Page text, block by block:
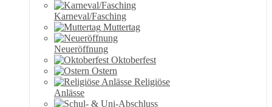
Karneval/Fasching
Muttertag
Neueröffnung
Oktoberfest
Ostern
Religiöse
Anlässe